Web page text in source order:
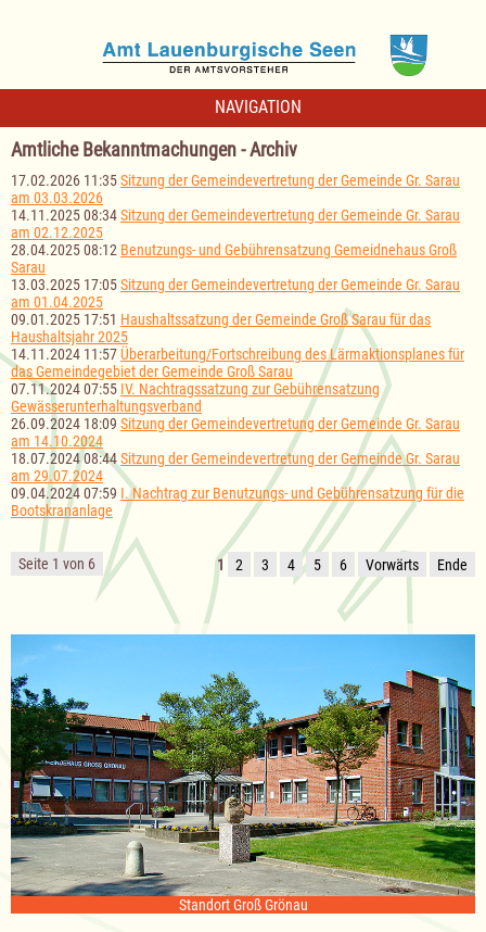
NAVIGATION
Amtliche Bekanntmachungen - Archiv
17.02.2026 11:35Sitzung der Gemeindevertretung der Gemeinde Gr. Sarau
am 03.03.2026
14.11.2025 08:34Sitzung der Gemeindevertretung der Gemeinde Gr. Sarau
am 02.12.2025
28.04.2025 08:12 Benutzungs- und Gebührensatzung Gemeidnehaus Groß
Sarau
13.03.2025 17:05Sitzung der Gemeindevertretung der Gemeinde Gr. Sarau
am 01.04.2025
09.01.2025 17:51 Haushaltssatzung der Gemeinde Groß Sarau für das
Haushaltsjahr 2025
14.11.2024 11:57 Überarbeitung/Fortschreibung des Lärmaktionsplanes für
das Gemeindegebiet der Gemeinde Groß Sarau
07.11.2024 07:55 IV. Nachtragssatzung zur Gebührensatzung
Gewässerunterhaltungsverband
26.09.2024 18:09 Sitzung der Gemeindevertretung der Gemeinde Gr. Sarau
am 14.10.2024
18.07.2024 08:44Sitzung der Gemeindevertretung der Gemeinde Gr. Sarau
am 29.07.2024
09.04.2024 07:59 I. Nachtrag zur Benutzungs- und Gebührensatzung für die
Bootskrananlage
Seite 1 von 6 1 2 3 4 5 6 Vorwärts Ende
Standort Groß Grönau